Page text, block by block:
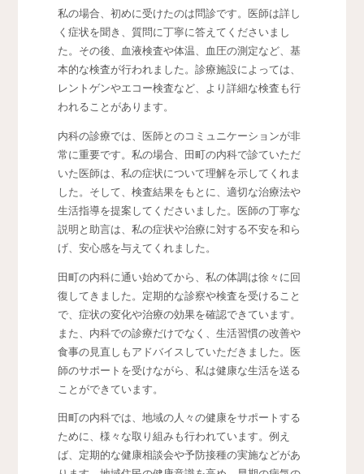
私の場合、初めに受けたのは問診です。医師は詳し
く症状を聞き、質問に丁寧に答えてくださいまし
た。その後、血液検査や体温、血圧の測定など、基
本的な検査が行われました。診療施設によっては、
レントゲンやエコー検査など、より詳細な検査も行
われることがあります。
内科の診療では、医師とのコミュニケーションが非
常に重要です。私の場合、田町の内科で診ていただ
いた医師は、私の症状について理解を示してくれま
した。そして、検査結果をもとに、適切な治療法や
生活指導を提案してくださいました。医師の丁寧な
説明と助言は、私の症状や治療に対する不安を和ら
げ、安心感を与えてくれました。
田町の内科に通い始めてから、私の体調は徐々に回
復してきました。定期的な診察や検査を受けること
で、症状の変化や治療の効果を確認できています。
また、内科での診療だけでなく、生活習慣の改善や
食事の見直しもアドバイスしていただきました。医
師のサポートを受けながら、私は健康な生活を送る
ことができています。
田町の内科では、地域の人々の健康をサポートする
ために、様々な取り組みも行われています。例え
ば、定期的な健康相談会や予防接種の実施などがあ